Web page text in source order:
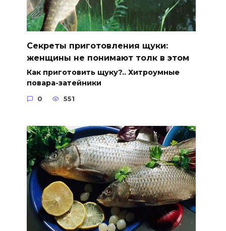
Секреты приготовления щуки:
женщины не понимают толк в этом
Как приготовить щуку?.. Хитроумные
повара-затейники
0 551